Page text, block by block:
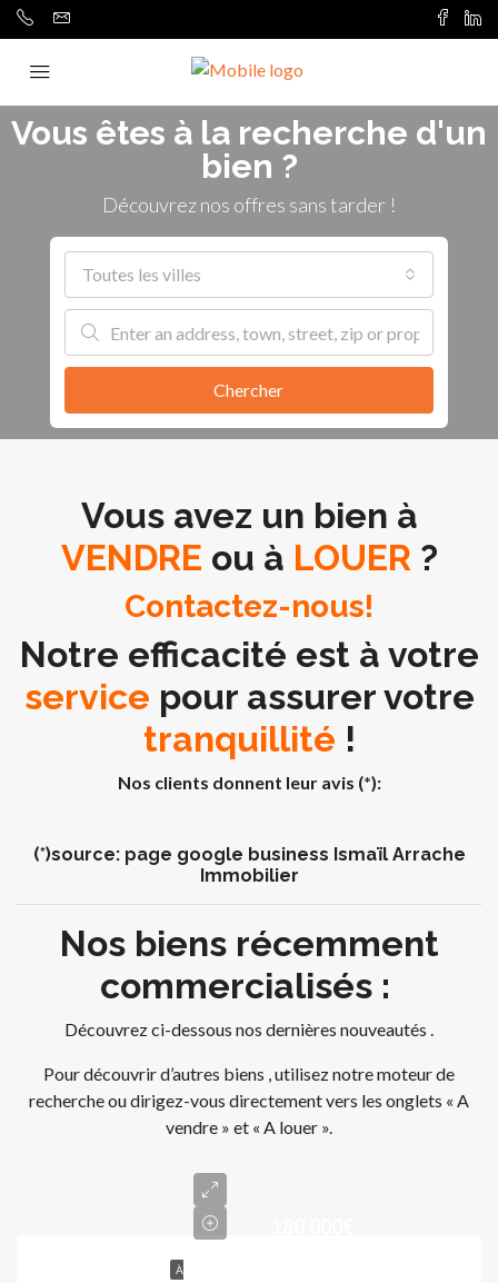
Vous êtes à la recherche d'un
bien ?
Découvrez nos offres sans tarder !
Toutes les villes
Chercher
Vous avez un bien à
VENDRE ou à LOUER ?
Contactez-nous!
Notre efficacité est à votre
service pour assurer votre
tranquillité !
Nos clients donnent leur avis (*):
(*)source: page google business Ismaïl Arrache
Immobilier
Nos biens récemment
commercialisés :
Découvrez ci-dessous nos dernières nouveautés .
Pour découvrir d’autres biens , utilisez notre moteur de
recherche ou dirigez-vous directement vers les onglets « A
vendre » et « A louer ».
À